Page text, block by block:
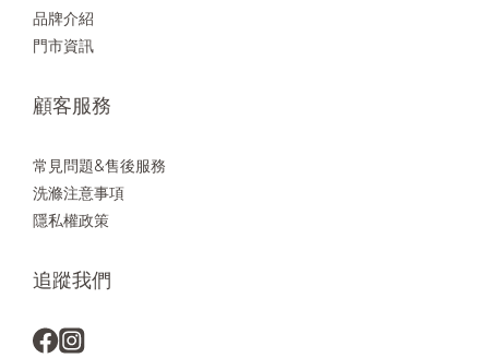
品牌介紹
門市資訊
顧客服務
常見問題&售後服務
洗滌注意事項
隱私權政策
追蹤我們